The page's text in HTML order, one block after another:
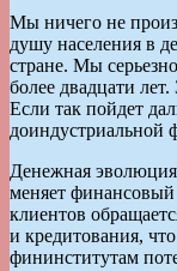
Мы ничего не
душу населения в
стране. Мы
более двадцати
Если так пойдет
доиндустриальной
Денежная
меняет
клиентов
и кредитования,
фининститутам